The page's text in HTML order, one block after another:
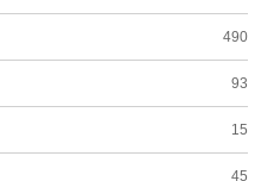
490
93
15
45